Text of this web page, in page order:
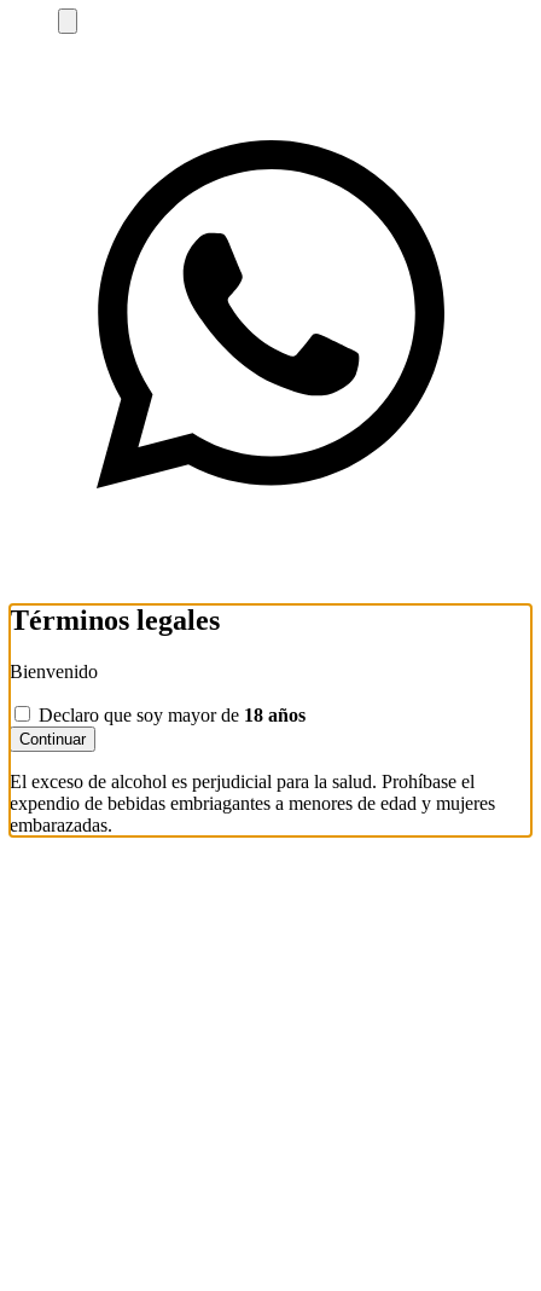
Términos legales
Bienvenido
Declaro que soy mayor de 18 años
Continuar
El exceso de alcohol es perjudicial para la salud. Prohíbase el
expendio de bebidas embriagantes a menores de edad y mujeres
embarazadas.